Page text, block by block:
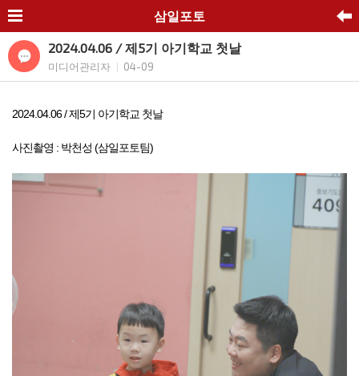
삼일포토
2024.04.06 / 제5기 아기학교 첫날
미디어관리자 04-09
2024.04.06 / 제5기 아기학교 첫날
사진촬영 : 박천성 (삼일포토팀)